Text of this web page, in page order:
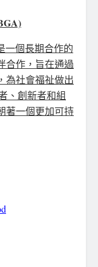
一個長期合作的
合作，旨在通過
為社會福祉做出
、創新者和組
著一個更加可持